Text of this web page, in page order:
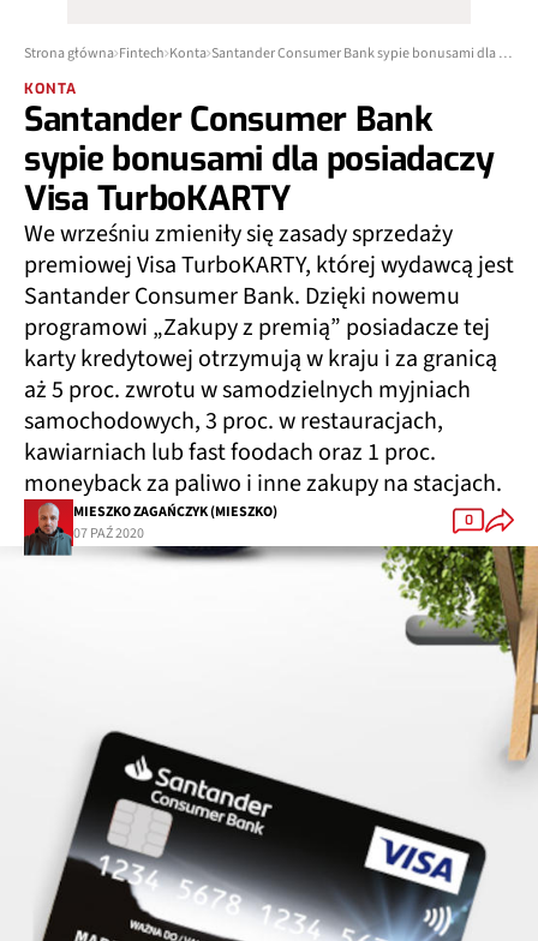
Strona główna Fintech Konta Santander Consumer Bank sypie bonusami dla posiadaczy Visa TurboKARTY
KONTA
Santander Consumer Bank
sypie bonusami dla posiadaczy
Visa TurboKARTY
We wrześniu zmieniły się zasady sprzedaży
premiowej Visa TurboKARTY, której wydawcą jest
Santander Consumer Bank. Dzięki nowemu
programowi „Zakupy z premią” posiadacze tej
karty kredytowej otrzymują w kraju i za granicą
aż 5 proc. zwrotu w samodzielnych myjniach
samochodowych, 3 proc. w restauracjach,
kawiarniach lub fast foodach oraz 1 proc.
moneyback za paliwo i inne zakupy na stacjach.
MIESZKO ZAGAŃCZYK (MIESZKO)
07 PAŹ 2020
0